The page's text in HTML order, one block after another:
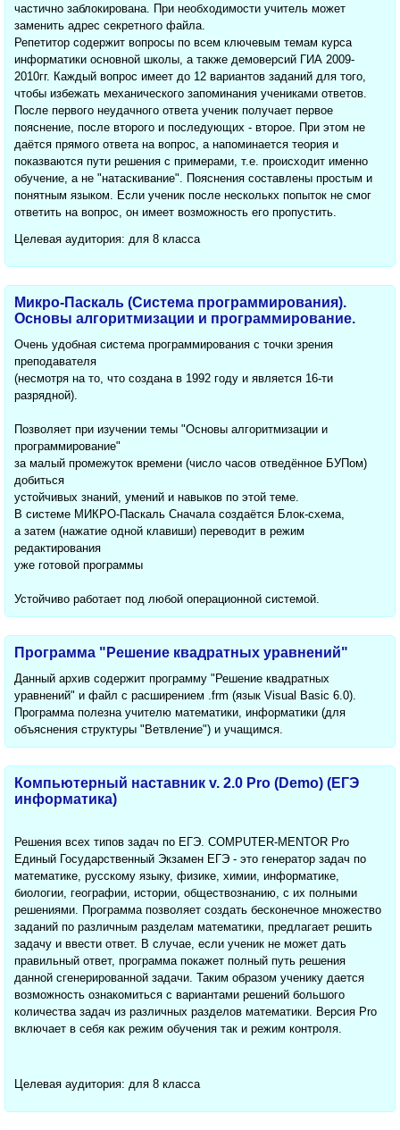
частично заблокирована. При необходимости учитель может
заменить адрес секретного файла.
Репетитор содержит вопросы по всем ключевым темам курса
информатики основной школы, а также демоверсий ГИА 2009-
2010гг. Каждый вопрос имеет до 12 вариантов заданий для того,
чтобы избежать механического запоминания учениками ответов.
После первого неудачного ответа ученик получает первое
пояснение, после второго и последующих - второе. При этом не
даётся прямого ответа на вопрос, а напоминается теория и
показваются пути решения с примерами, т.е. происходит именно
обучение, а не "натаскивание". Пояснения составлены простым и
понятным языком. Если ученик после несколькх попыток не смог
ответить на вопрос, он имеет возможность его пропустить.
Целевая аудитория: для 8 класса
Микро-Паскаль (Система программирования).
Основы алгоритмизации и программирование.
Очень удобная система программирования с точки зрения
преподавателя
(несмотря на то, что создана в 1992 году и является 16-ти
разрядной).
Позволяет при изучении темы "Основы алгоритмизации и
программирование"
за малый промежуток времени (число часов отведённое БУПом)
добиться
устойчивых знаний, умений и навыков по этой теме.
В системе МИКРО-Паскаль Сначала создаётся Блок-схема,
а затем (нажатие одной клавиши) переводит в режим
редактирования
уже готовой программы
Устойчиво работает под любой операционной системой.
Программа "Решение квадратных уравнений"
Данный архив содержит программу "Решение квадратных
уравнений" и файл с расширением .frm (язык Visual Basic 6.0).
Программа полезна учителю математики, информатики (для
объяснения структуры "Ветвление") и учащимся.
Компьютерный наставник v. 2.0 Pro (Demo) (ЕГЭ
информатика)
Решения всех типов задач по ЕГЭ. COMPUTER-MENTOR Pro
Единый Государственный Экзамен ЕГЭ - это генератор задач по
математике, русскому языку, физике, химии, информатике,
биологии, географии, истории, обществознанию, с их полными
решениями. Программа позволяет создать бесконечное множество
заданий по различным разделам математики, предлагает решить
задачу и ввести ответ. В случае, если ученик не может дать
правильный ответ, программа покажет полный путь решения
данной сгенерированной задачи. Таким образом ученику дается
возможность ознакомиться с вариантами решений большого
количества задач из различных разделов математики. Версия Pro
включает в себя как режим обучения так и режим контроля.
Целевая аудитория: для 8 класса